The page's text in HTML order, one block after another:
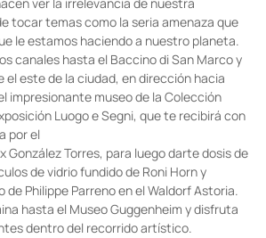
tocar temas como la seria amenaza que
le estamos haciendo a nuestro planeta.
canales hasta el Baccino di San Marco y
el este de la ciudad, en dirección hacia
impresionante museo de la Colección
Luogo e Segni, que te recibirá con
por el
González Torres, para luego darte dosis de
de vidrio fundido de Roni Horn y
de Philippe Parreno en el Waldorf Astoria.
hasta el Museo Guggenheim y disfruta
dentro del recorrido artístico.